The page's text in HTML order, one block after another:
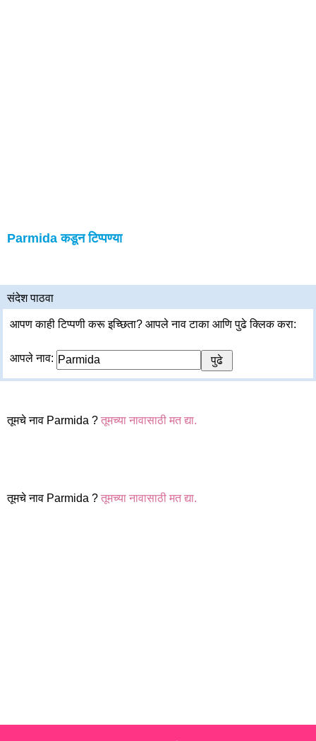
Parmida कडून टिप्पण्या
संदेश पाठवा
आपण काही टिप्पणी करू इच्छिता? आपले नाव टाका आणि पुढे क्लिक करा:
आपले नाव:
तूमचे नाव Parmida ? तूमच्या नावासाठी मत द्या.
तूमचे नाव Parmida ? तूमच्या नावासाठी मत द्या.